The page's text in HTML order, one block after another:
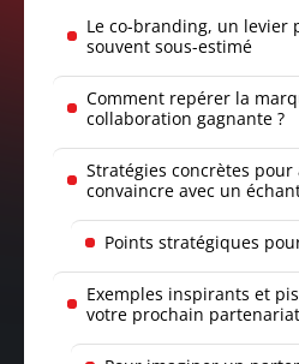
Le co-branding, un levier
souvent sous-estimé
Comment repérer la
collaboration gagnante ?
Stratégies concrètes
convaincre avec un
Points stratégiques
Exemples inspirants et
votre prochain partenariat